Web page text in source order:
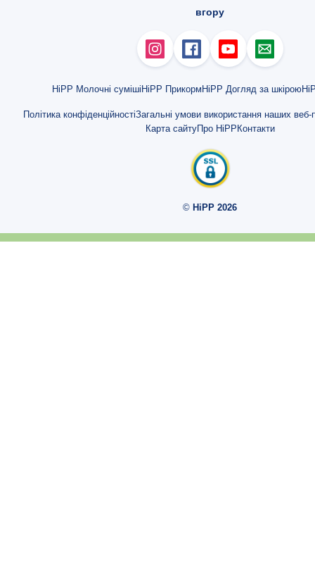
Як збільшити кількість грудного молока?
Що потрібно враховувати при грудному вигодовуванні?
На що треба звертати увагу при зціджуванні молока?
Зціджування грудного молока: ТОП-5 порад
вгору
HiPP Молочні суміші HiPP Прикорм HiPP Догляд за шкірою
Політика конфіденційностіЗагальні умови використання наших веб-
Карта сайтуПро HiPP Контакти
© HiPP 2026